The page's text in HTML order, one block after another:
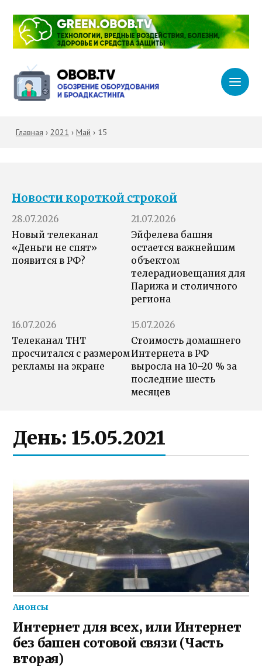
Главная › 2021 › Май › 15
Новости короткой строкой
28.07.2026
Новый телеканал
«Деньги не спят»
появится в РФ?
21.07.2026
Эйфелева башня
остается важнейшим
объектом
телерадиовещания для
Парижа и столичного
региона
16.07.2026
Телеканал ТНТ
просчитался с размером
рекламы на экране
15.07.2026
Стоимость домашнего
Интернета в РФ
выросла на 10–20 % за
последние шесть
месяцев
День: 15.05.2021
Анонсы
Интернет для всех, или Интернет
без башен сотовой связи (Часть
вторая)